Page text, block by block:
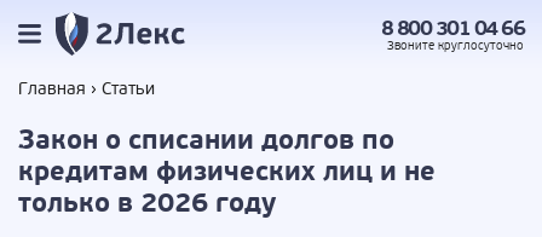
8 800 301 04 66
Звоните круглосуточно
Главная Статьи
Закон о списании долгов по
кредитам физических лиц и не
только в 2026 году